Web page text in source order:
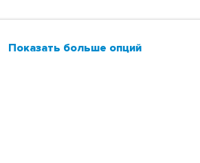
Показать больше опций